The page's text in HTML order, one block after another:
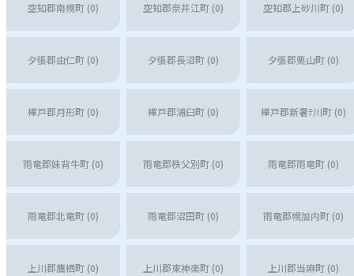
空知郡南幌町 (0) 空知郡奈井江町 (0) 空知郡上砂川町 (0)
夕張郡由仁町 (0) 夕張郡長沼町 (0) 夕張郡栗山町 (0)
樺戸郡月形町 (0) 樺戸郡浦臼町 (0) 樺戸郡新薯ﾃ川町 (0)
雨竜郡妹背牛町 (0) 雨竜郡秩父別町 (0) 雨竜郡雨竜町 (0)
雨竜郡北竜町 (0) 雨竜郡沼田町 (0) 雨竜郡幌加内町 (0)
上川郡鷹栖町 (0) 上川郡東神楽町 (0) 上川郡当麻町 (0)